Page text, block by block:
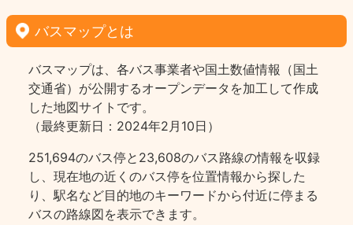
バスマップとは
バスマップは、各バス事業者や国土数値情報（国土
交通省）が公開するオープンデータを加工して作成
した地図サイトです。
（最終更新日：2024年2月10日）
251,694のバス停と23,608のバス路線の情報を収録
し、現在地の近くのバス停を位置情報から探した
り、駅名など目的地のキーワードから付近に停まる
バスの路線図を表示できます。